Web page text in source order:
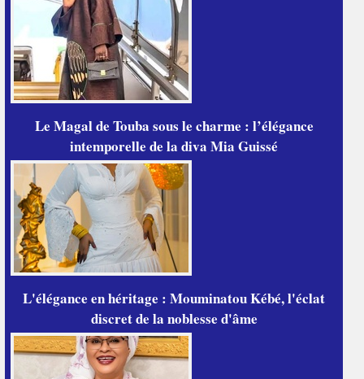
Le Magal de Touba sous le charme : l’élégance
intemporelle de la diva Mia Guissé
L'élégance en héritage : Mouminatou Kébé, l'éclat
discret de la noblesse d'âme